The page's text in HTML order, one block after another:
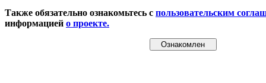
Также обязательно ознакомьтесь с пользовательским
информацией о проекте.
Ознакомлен